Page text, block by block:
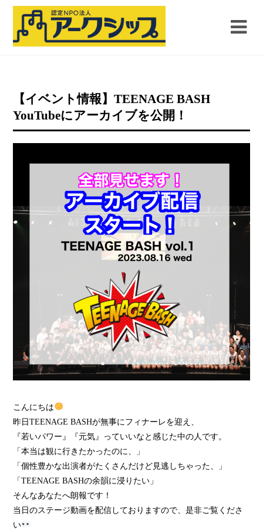
【イベント情報】TEENAGE BASH
YouTubeにアーカイブを公開！
こんにちは
昨日TEENAGE BASHが無事にフィナーレを迎え、
『若いパワー』『元気』っていいなと感じた中の人です。
「本当は観に行きたかったのに、」
「個性豊かな出演者がたくさんだけど見逃しちゃった、」
「TEENAGE BASHの余韻に浸りたい」
そんなあなたへ朗報です！
当日のステージ動画を配信しておりますので、是非ご覧くださ
い